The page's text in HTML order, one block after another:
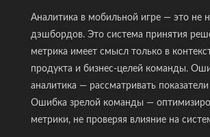
Аналитика в мобильной игре — это не
дэшбордов. Это система принятия
метрика имеет смысл только в
продукта и бизнес-целей команды.
аналитика — рассматривать
Ошибка зрелой команды —
метрики, не проверяя влияние на